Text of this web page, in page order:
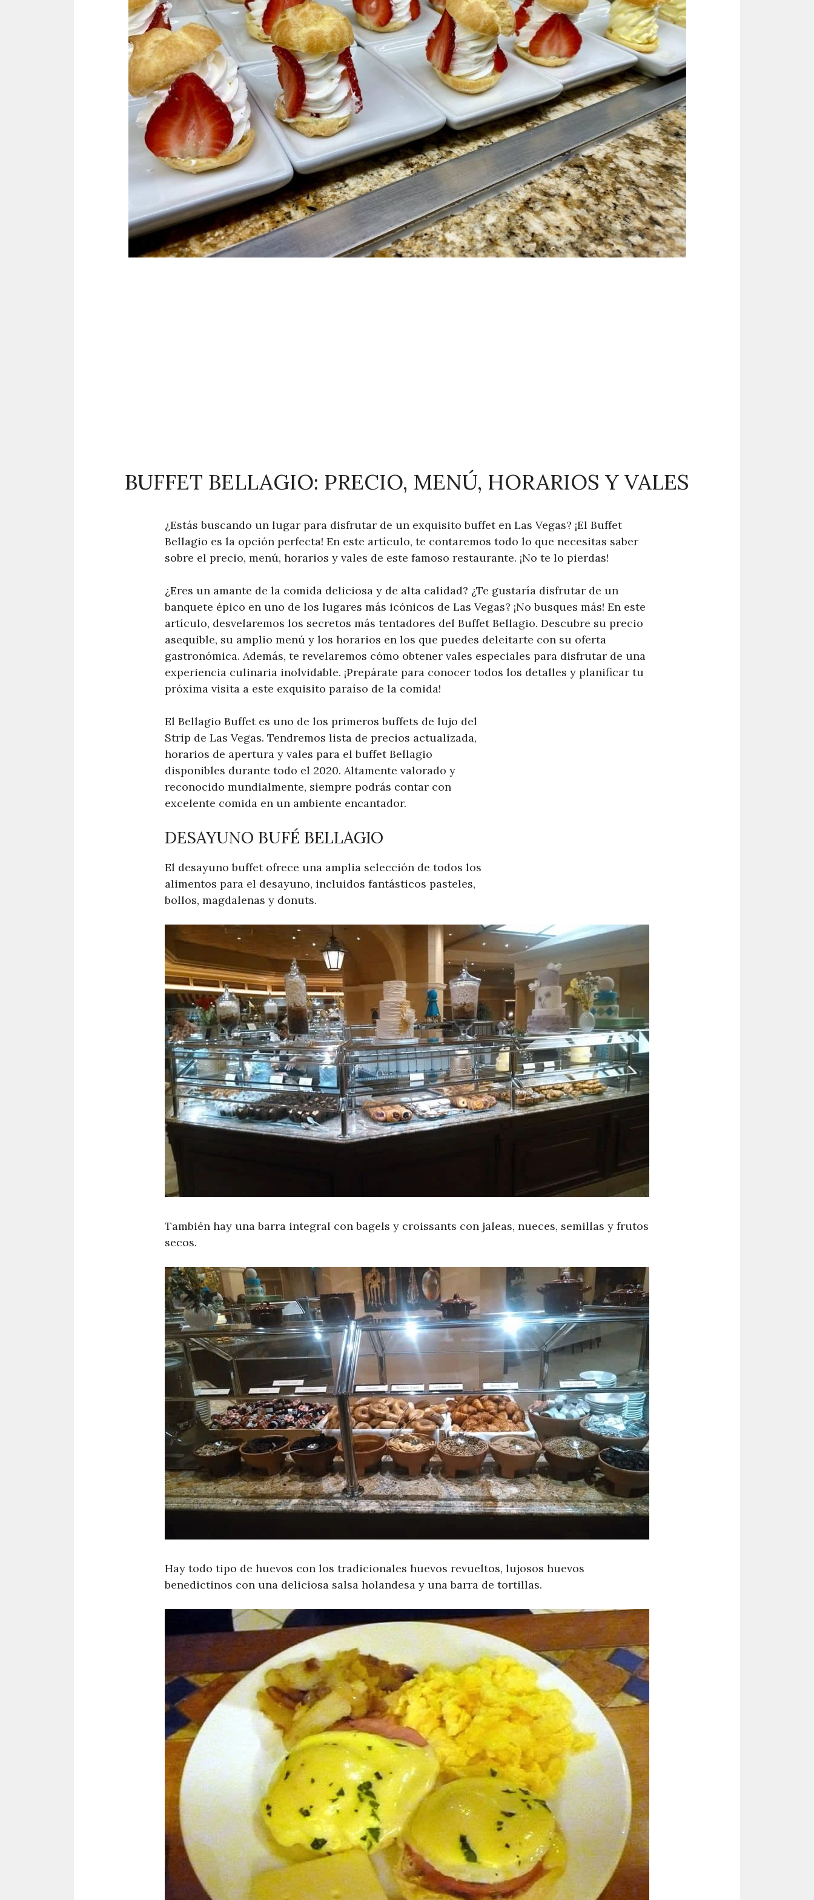
BUFFET BELLAGIO: PRECIO, MENÚ, HORARIOS Y VALES
¿Estás buscando un lugar para disfrutar de un exquisito buffet en Las Vegas? ¡El Buffet
Bellagio es la opción perfecta! En este artículo, te contaremos todo lo que necesitas saber
sobre el precio, menú, horarios y vales de este famoso restaurante. ¡No te lo pierdas!
¿Eres un amante de la comida deliciosa y de alta calidad? ¿Te gustaría disfrutar de un
banquete épico en uno de los lugares más icónicos de Las Vegas? ¡No busques más! En este
artículo, desvelaremos los secretos más tentadores del Buffet Bellagio. Descubre su precio
asequible, su amplio menú y los horarios en los que puedes deleitarte con su oferta
gastronómica. Además, te revelaremos cómo obtener vales especiales para disfrutar de una
experiencia culinaria inolvidable. ¡Prepárate para conocer todos los detalles y planificar tu
próxima visita a este exquisito paraíso de la comida!
El Bellagio Buffet es uno de los primeros buffets de lujo del
Strip de Las Vegas. Tendremos lista de precios actualizada,
horarios de apertura y vales para el buffet Bellagio
disponibles durante todo el 2020. Altamente valorado y
reconocido mundialmente, siempre podrás contar con
excelente comida en un ambiente encantador.
DESAYUNO BUFÉ BELLAGIO
El desayuno buffet ofrece una amplia selección de todos los
alimentos para el desayuno, incluidos fantásticos pasteles,
bollos, magdalenas y donuts.
También hay una barra integral con bagels y croissants con jaleas, nueces, semillas y frutos
secos.
Hay todo tipo de huevos con los tradicionales huevos revueltos, lujosos huevos
benedictinos con una deliciosa salsa holandesa y una barra de tortillas.